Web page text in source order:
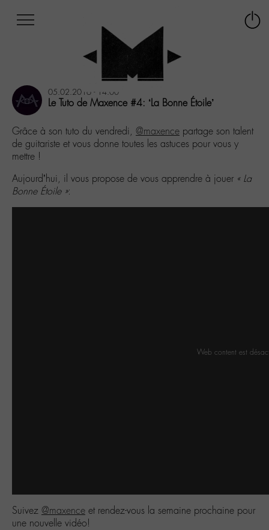
au
menu
Aller
contenu
Aller
à
la
recherche
05.02.2016 - 14:00
Le Tuto de Maxence #4: ‘La Bonne Étoile’
Grâce à son tuto du vendredi, @maxence partage son talent
de guitariste et vous donne toutes les astuces pour vous y
mettre !
Aujourd’hui, il vous propose de vous apprendre à jouer « La
Bonne Étoile »:
Web content est
Suivez @maxence et rendez-vous la semaine prochaine pour
une nouvelle vidéo!